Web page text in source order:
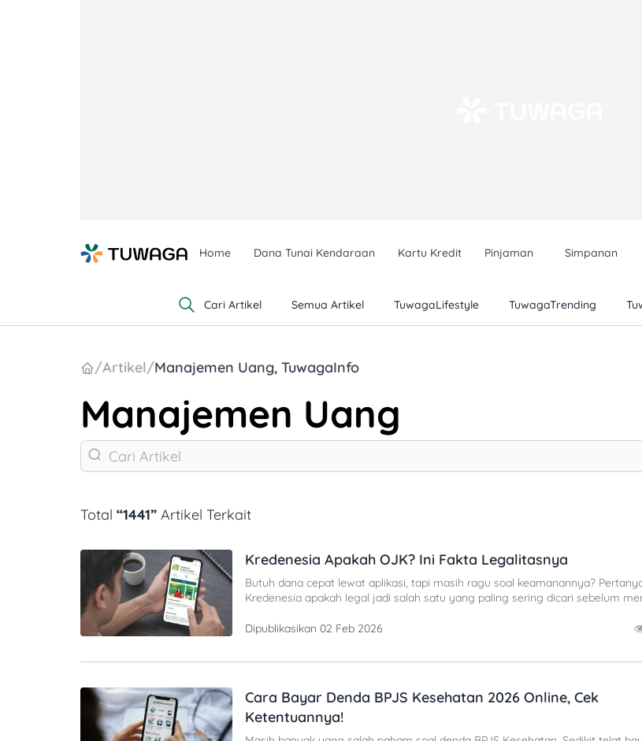
Home Dana Tunai Kendaraan Kartu Kredit Pinjaman Simpanan
Cari Artikel Semua Artikel TuwagaLifestyle TuwagaTrending
/Artikel/Manajemen Uang, TuwagaInfo
Manajemen Uang
Total “1441” Artikel Terkait
Kredenesia Apakah OJK? Ini Fakta Legalitasnya
Butuh dana cepat lewat aplikasi, tapi masih ragu soal keamanannya?
Kredenesia apakah legal jadi salah satu yang paling sering dicari sebelum
lending yang menyediakan fasilitas pinjaman tanpa jaminan. Untuk
Dipublikasikan 02 Feb 2026
Cara Bayar Denda BPJS Kesehatan 2026 Online, Cek
Ketentuannya!